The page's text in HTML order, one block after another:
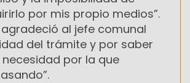
por mis propio medios”.
agradeció al jefe comunal
del trámite y por saber
por la que